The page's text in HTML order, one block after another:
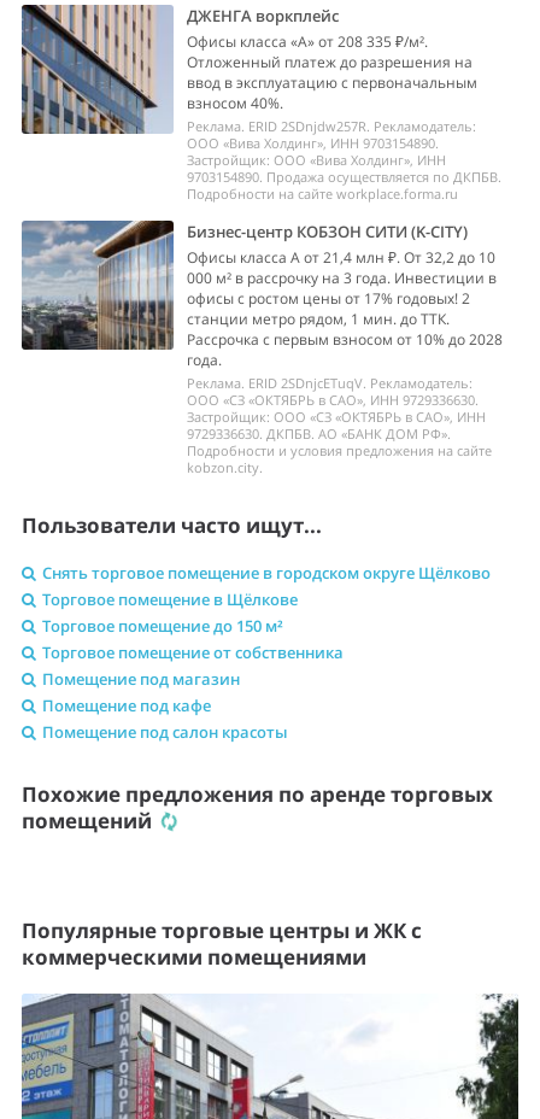
ДЖЕНГА воркплейс
Офисы класса «А» от 208 335 ₽/м².
Отложенный платеж до разрешения на
ввод в эксплуатацию с первоначальным
взносом 40%.
Реклама. ERID 2SDnjdw257R. Рекламодатель:
ООО «Вива Холдинг», ИНН 9703154890.
Застройщик: ООО «Вива Холдинг», ИНН
9703154890. Продажа осуществляется по ДКПБВ.
Подробности на сайте workplace.forma.ru
Бизнес-центр КОБЗОН СИТИ (K-CITY)
Офисы класса А от 21,4 млн ₽. От 32,2 до 10
000 м² в рассрочку на 3 года. Инвестиции в
офисы с ростом цены от 17% годовых! 2
станции метро рядом, 1 мин. до ТТК.
Рассрочка с первым взносом от 10% до 2028
года.
Реклама. ERID 2SDnjcETuqV. Рекламодатель:
ООО «СЗ «ОКТЯБРЬ в САО», ИНН 9729336630.
Застройщик: ООО «СЗ «ОКТЯБРЬ в САО», ИНН
9729336630. ДКПБВ. АО «БАНК ДОМ РФ».
Подробности и условия предложения на сайте
kobzon.city.
Пользователи часто ищут...
Снять торговое помещение в городском округе Щёлково
Торговое помещение в Щёлкове
Торговое помещение до 150 м²
Торговое помещение от собственника
Помещение под магазин
Помещение под кафе
Помещение под салон красоты
Похожие предложения по аренде торговых
помещений
Популярные торговые центры и ЖК с
коммерческими помещениями